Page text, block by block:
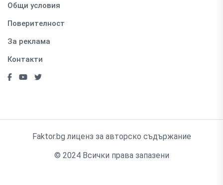
Общи условия
Поверителност
За реклама
Контакти
Faktor.bg лиценз за авторско съдържание
© 2024 Всички права запазени